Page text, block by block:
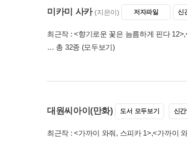
미카미 사카 (지은이) 저자파일 신
최근작 :<향기로운 꽃은 늠름하게 핀다 12>,
… 총 32종 (모두보기)
대원씨아이(만화) 도서 모두보기 신
최근작 :<가까이 와줘, 스피카 1>,<가까이